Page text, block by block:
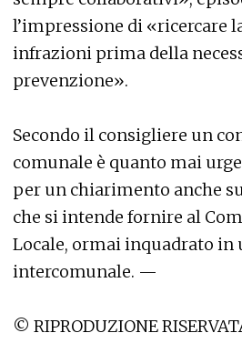
l’impressione di «ricercare
infrazioni prima della
prevenzione».
Secondo il consigliere un
comunale è quanto mai
per un chiarimento anche
che si intende fornire al
Locale, ormai inquadrato in
intercomunale. —
© RIPRODUZIONE